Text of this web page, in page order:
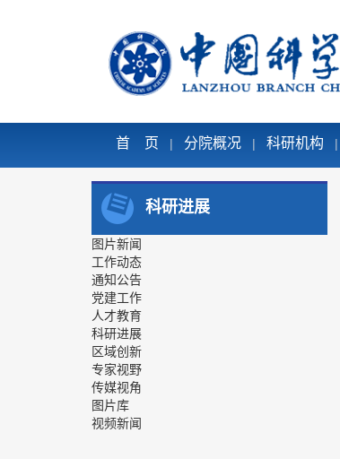
首 页 | 分院概况 | 科研机构 |
科研进展
图片新闻
工作动态
通知公告
党建工作
人才教育
科研进展
区域创新
专家视野
传媒视角
图片库
视频新闻